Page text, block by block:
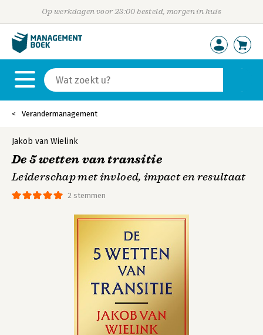
Op werkdagen voor 23:00 besteld, morgen in huis
Verandermanagement
2 stemmen
Jakob van Wielink
De 5 wetten van transitie
Leiderschap met invloed, impact en resultaat